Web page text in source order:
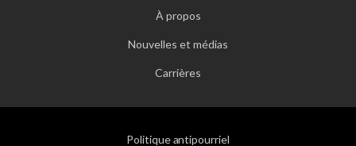
À propos
Nouvelles et médias
Carrières
Politique antipourriel